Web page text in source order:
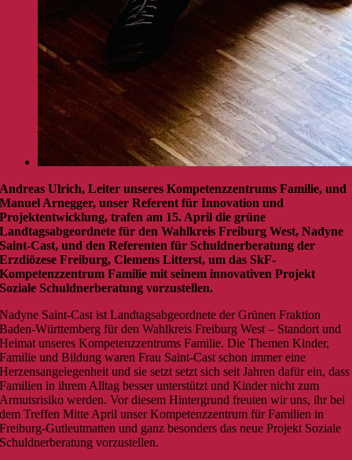
Andreas Ulrich, Leiter unseres Kompetenzzentrums Familie, und
Manuel Arnegger, unser Referent für Innovation und
Projektentwicklung, trafen am 15. April die grüne
Landtagsabgeordnete für den Wahlkreis Freiburg West, Nadyne
Saint-Cast, und den Referenten für Schuldnerberatung der
Erzdiözese Freiburg, Clemens Litterst, um das SkF-
Kompetenzzentrum Familie mit seinem innovativen Projekt
Soziale Schuldnerberatung vorzustellen.
Nadyne Saint-Cast ist Landtagsabgeordnete der Grünen Fraktion
Baden-Württemberg für den Wahlkreis Freiburg West – Standort und
Heimat unseres Kompetenzzentrums Familie. Die Themen Kinder,
Familie und Bildung waren Frau Saint-Cast schon immer eine
Herzensangelegenheit und sie setzt setzt sich seit Jahren dafür ein, dass
Familien in ihrem Alltag besser unterstützt und Kinder nicht zum
Armutsrisiko werden. Vor diesem Hintergrund freuten wir uns, ihr bei
dem Treffen Mitte April unser Kompetenzzentrum für Familien in
Freiburg-Gutleutmatten und ganz besonders das neue Projekt Soziale
Schuldnerberatung vorzustellen.